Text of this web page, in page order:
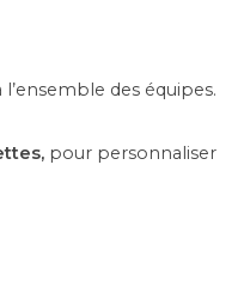
des équipes.
pour personnaliser